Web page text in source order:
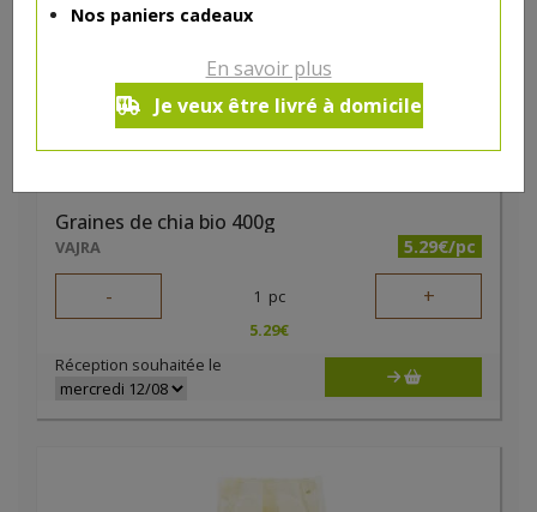
Nos paniers cadeaux
En savoir plus
Je veux être livré à domicile
Graines de chia bio 400g
VAJRA 5.29€/pc
- 1 pc +
5.29€
Réception souhaitée le